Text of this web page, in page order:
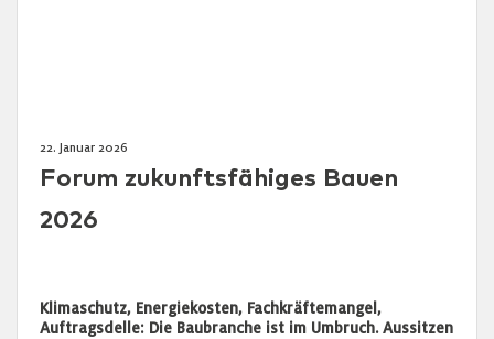
22. Januar 2026
Forum zukunftsfähiges Bauen
2026
Klimaschutz, Energiekosten, Fachkräftemangel,
Auftragsdelle: Die Baubranche ist im Umbruch. Aussitzen